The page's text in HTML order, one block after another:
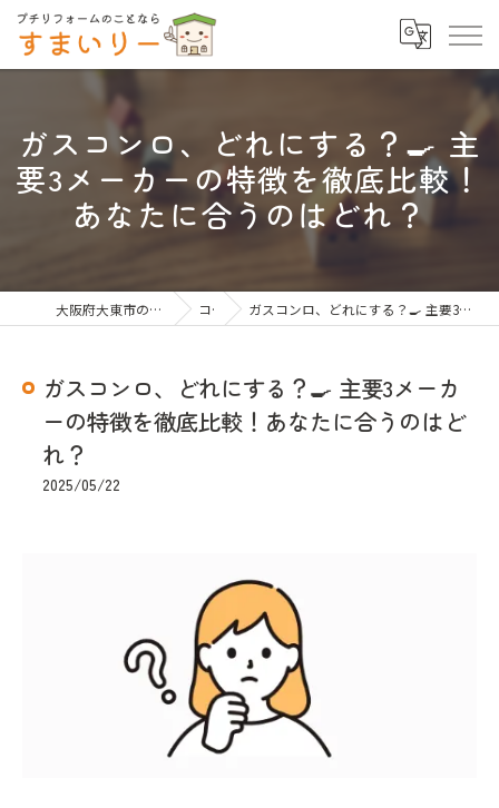
ガスコンロ、どれにする？🍳 主
要3メーカーの特徴を徹底比較！
あなたに合うのはどれ？
大阪府大東市のリフォームならすまいりー コラム ガスコンロ、どれにする？🍳 主要3メーカーの特徴を徹底比較！あなたに合うのはどれ？
ガスコンロ、どれにする？🍳 主要3メーカ
ーの特徴を徹底比較！あなたに合うのはど
れ？
2025/05/22